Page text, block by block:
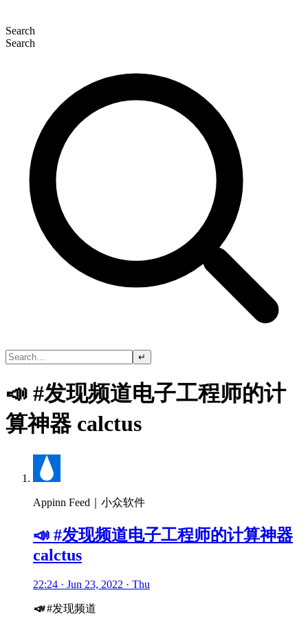
Search
Search
↵
📣 #发现频道电子工程师的计
算神器 calctus
Appinn Feed｜小众软件
📣 #发现频道电子工程师的计算神器
calctus
22:24 · Jun 23, 2022 · Thu
📣#发现频道